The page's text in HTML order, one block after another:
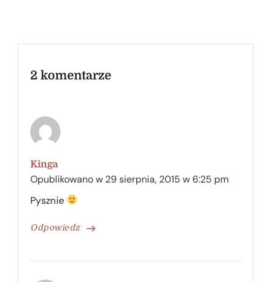
2 komentarze
Kinga
Opublikowano w 29 sierpnia, 2015 w 6:25 pm
Odpowiedz
Pysznie